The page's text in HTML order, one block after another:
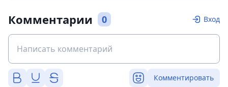
Комментарии 0 Вход
Комментировать